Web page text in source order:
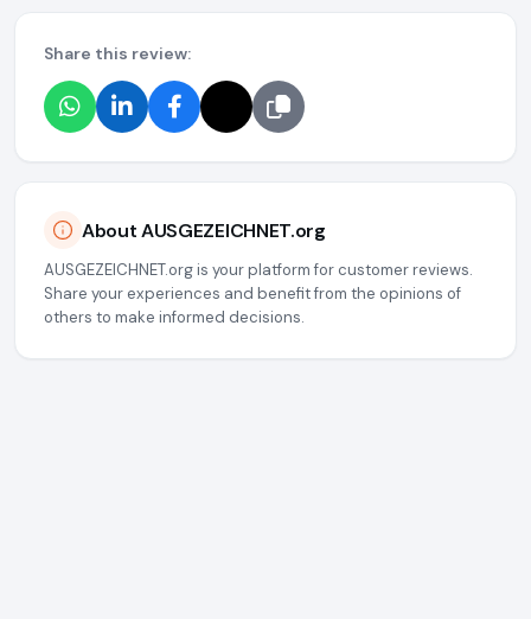
Share this review:
About AUSGEZEICHNET.org
AUSGEZEICHNET.org is your platform for customer reviews.
Share your experiences and benefit from the opinions of
others to make informed decisions.